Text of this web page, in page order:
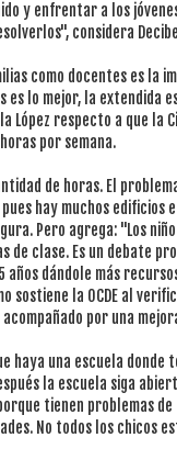
y enfrentar a los
considera
como docentes es la
lo mejor, la extendida
López respecto a que la
por semana.
de horas. El
hay muchos
Pero agrega: "Los
de clase. Es un debate
dándole más
sostiene la OCDE al
por una
haya una escuela
la escuela siga
tienen problemas
No todos los chicos